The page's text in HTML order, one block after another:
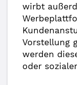
wirbt
Vorstellung
werden
oder